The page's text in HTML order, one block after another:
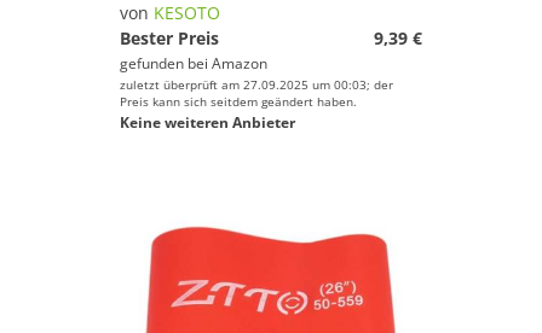
von KESOTO
Bester Preis
9,39 €
gefunden bei Amazon
zuletzt überprüft am 27.09.2025 um 00:03; der
Preis kann sich seitdem geändert haben.
Keine weiteren Anbieter